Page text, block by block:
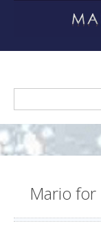
Mario for